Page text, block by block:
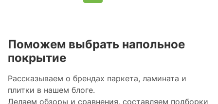
Поможем выбрать напольное
покрытие
Рассказываем о брендах паркета, ламината и
плитки в нашем блоге.
Делаем обзоры и сравнения, составляем подборки